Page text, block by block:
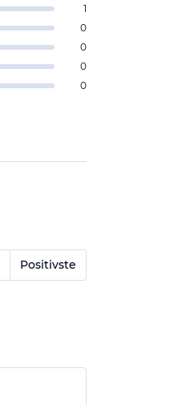
1
0
0
0
0
Positivste